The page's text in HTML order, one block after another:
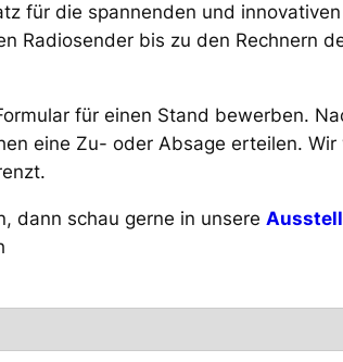
für die spannenden und
Radiosender bis zu den Rechnern
für einen Stand bewerben.
eine Zu- oder Absage erteilen.
dann schau gerne in unsere